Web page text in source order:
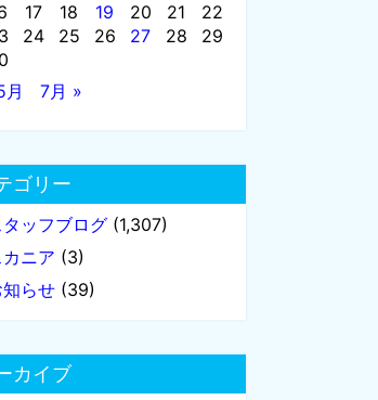
17 18 19 20 21
22
24 25 26 27 28
29
月
7月 »
ゴリー
タッフブログ (1,307)
カニア (3)
知らせ (39)
カイブ